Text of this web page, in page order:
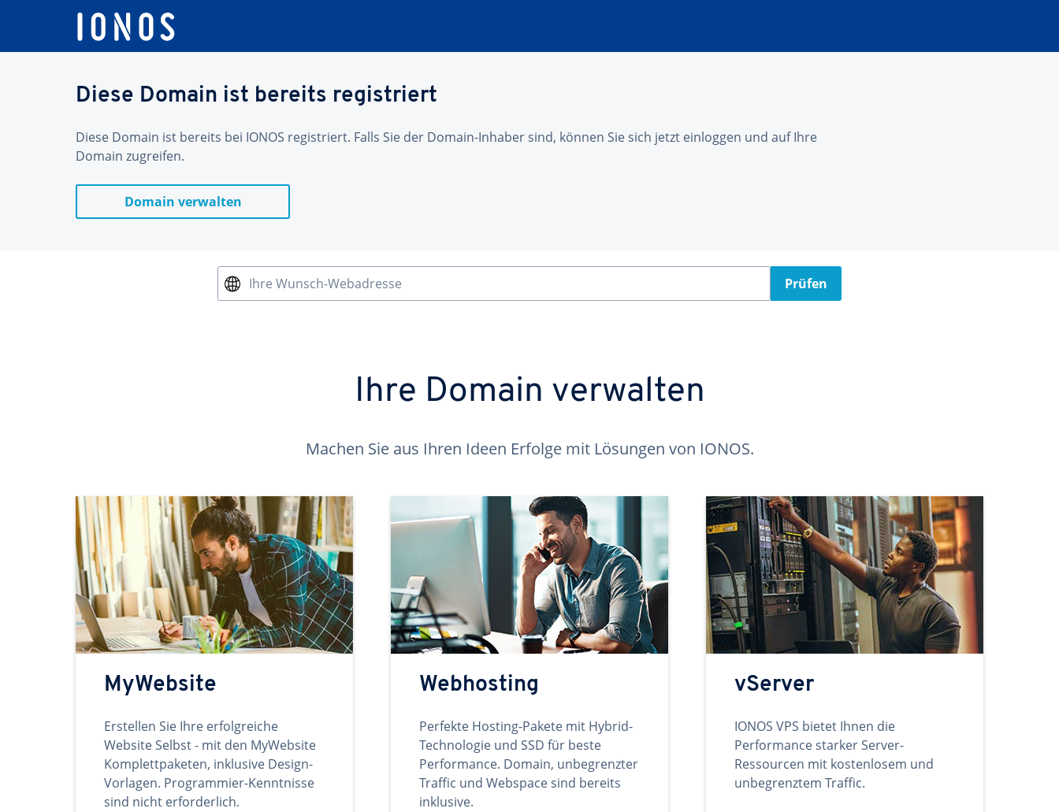
Diese Domain ist bereits registriert
Diese Domain ist bereits bei IONOS registriert. Falls Sie der Domain-Inhaber sind, können Sie sich jetzt einloggen und auf Ihre
Domain zugreifen.
Domain verwalten
Ihre Wunsch-Webadresse Prüfen
Ihre Domain verwalten
Machen Sie aus Ihren Ideen Erfolge mit Lösungen von IONOS.
MyWebsite
Erstellen Sie Ihre erfolgreiche
Website Selbst - mit den MyWebsite
Komplettpaketen, inklusive Design-
Vorlagen. Programmier-Kenntnisse
sind nicht erforderlich.
Webhosting
Perfekte Hosting-Pakete mit Hybrid-
Technologie und SSD für beste
Performance. Domain, unbegrenzter
Traffic und Webspace sind bereits
inklusive.
vServer
IONOS VPS bietet Ihnen die
Performance starker Server-
Ressourcen mit kostenlosem und
unbegrenztem Traffic.